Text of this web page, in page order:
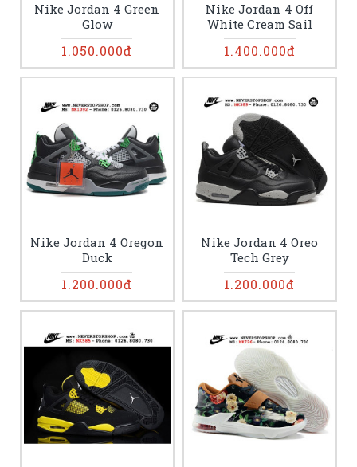
Nike Jordan 4 Green
Glow
1.050.000đ
Nike Jordan 4 Off
White Cream Sail
1.400.000đ
Nike Jordan 4 Oregon
Duck
1.200.000đ
Nike Jordan 4 Oreo
Tech Grey
1.200.000đ